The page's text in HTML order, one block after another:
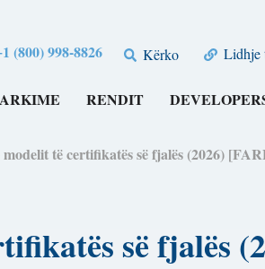
(800) 998-8826 Kërko Lidhje
RENDIT
të certifikatës së fjalës (2026)
së fjalës